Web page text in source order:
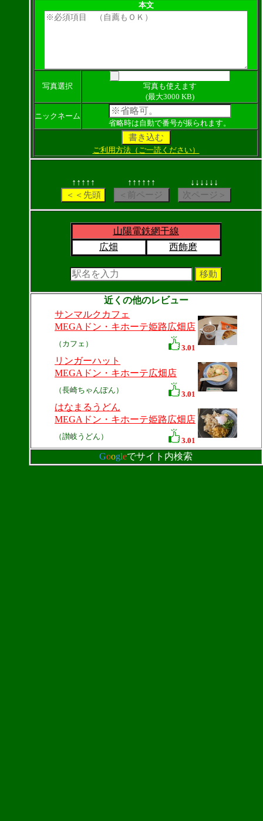
本文
写真選択
写真も使えます
(最大3000 KB)
ニックネーム
省略時は自動で番号が振られます。
ご利用方法（ご一読ください）
↑↑↑↑↑ ↑↑↑↑↑↑ ↓↓↓↓↓↓
山陽電鉄網干線
広畑
西飾磨
近くの他のレビュー
サンマルクカフェ
MEGAドン・キホーテ姫路広畑店
（カフェ） 3.01
リンガーハット
MEGAドン・キホーテ広畑店
（長崎ちゃんぽん） 3.01
はなまるうどん
MEGAドン・キホーテ姫路広畑店
（讃岐うどん） 3.01
Googleでサイト内検索